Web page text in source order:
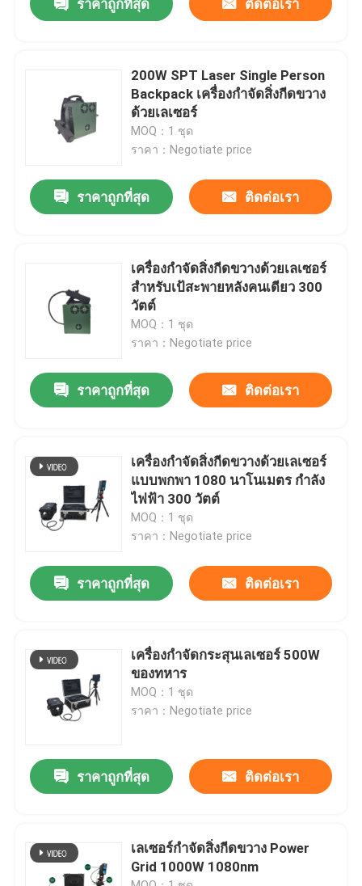
สินค้า
วิดีโอ
การแสดง VR
ทัวร์โรงงาน
ควบคุมคุณภาพ
ติดต่อเรา
กรีนไฟเบอร์เลเซอร์
ราคาถูกที่สุด ติดต่อเรา
200W SPT Laser Single Person
Backpack เครื่องกำจัดสิ่งกีดขวาง
ด้วยเลเซอร์
MOQ：1 ชุด
ราคา：Negotiate price
ราคาถูกที่สุด ติดต่อเรา
เครื่องกำจัดสิ่งกีดขวางด้วยเลเซอร์
สำหรับเป้สะพายหลังคนเดียว 300
วัตต์
MOQ：1 ชุด
ราคา：Negotiate price
ราคาถูกที่สุด ติดต่อเรา
เครื่องกำจัดสิ่งกีดขวางด้วยเลเซอร์
แบบพกพา 1080 นาโนเมตร กำลัง
ไฟฟ้า 300 วัตต์
MOQ：1 ชุด
ราคา：Negotiate price
ราคาถูกที่สุด ติดต่อเรา
เครื่องกําจัดกระสุนเลเซอร์ 500W
ของทหาร
MOQ：1 ชุด
ราคา：Negotiate price
ราคาถูกที่สุด ติดต่อเรา
เลเซอร์กำจัดสิ่งกีดขวาง Power
Grid 1000W 1080nm